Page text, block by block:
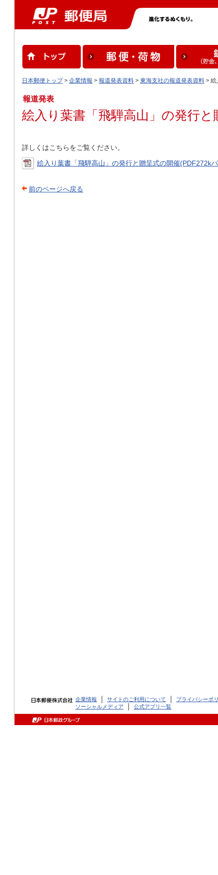
日本郵便トップ> 企業情報 > 報道発表資料 > 東海支社の報道発表資料 >
報道発表
絵入り葉書「飛騨高山」の発行と
詳しくはこちらをご覧ください。
絵入り葉書「飛騨高山」の発行と贈呈式の開催(PDF272k
前のページへ戻る
企業情報 サイトのご利用について
プライバシーポ
ソーシャルメディア
公式アプリ一覧